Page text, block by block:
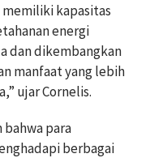
kapasitas
energi
dan dikembangkan
manfaat yang lebih
ujar Cornelis.
para
berbagai